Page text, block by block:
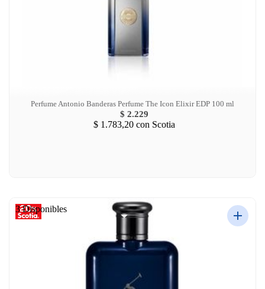
Perfume Antonio Banderas Perfume The Icon Elixir EDP 100 ml
$ 2.229
$ 1.783,20 con Scotia
3 Disponibles